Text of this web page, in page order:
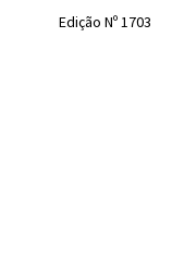
Edição Nº 1703